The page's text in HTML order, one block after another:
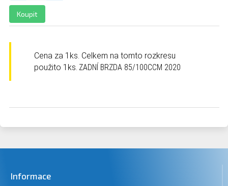
Koupit
Cena za 1ks. Celkem na tomto rozkresu
použito 1 ks. ZADNÍ BRZDA 85/100CCM 2020
Informace